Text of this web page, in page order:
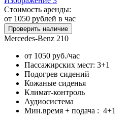
Стоимость аренды:
от 1050 рублей в час
Проверить наличие
Mercedes-Benz 210
от 1050 руб./час
Пассажирских мест: 3+1
Подогрев сидений
Кожаные сиденья
Климат-контроль
Аудиосистема
Мин.время + подача : 4+1